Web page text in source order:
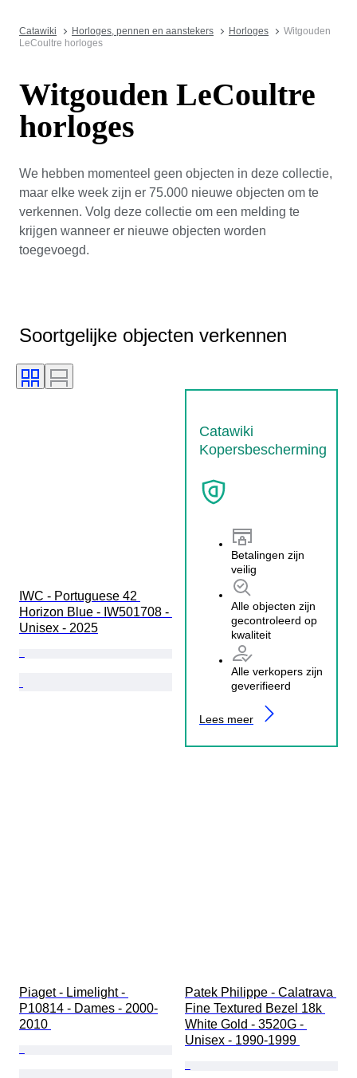
Catawiki Horloges, pennen en aanstekers Horloges
Witgouden
LeCoultre horloges
Witgouden LeCoultre
horloges
We hebben momenteel geen objecten in deze collectie,
maar elke week zijn er 75.000 nieuwe objecten om te
verkennen. Volg deze collectie om een melding te
krijgen wanneer er nieuwe objecten worden
toegevoegd.
Soortgelijke objecten verkennen
Catawiki
Kopersbescherming
Betalingen zijn
veilig
Alle objecten zijn
gecontroleerd op
kwaliteit
Alle verkopers zijn
geverifieerd
Lees meer
IWC - Portuguese 42
Horizon Blue - IW501708 -
Unisex - 2025
Piaget - Limelight -
P10814 - Dames - 2000-
2010
Patek Philippe - Calatrava
Fine Textured Bezel 18k
White Gold - 3520G -
Unisex - 1990-1999